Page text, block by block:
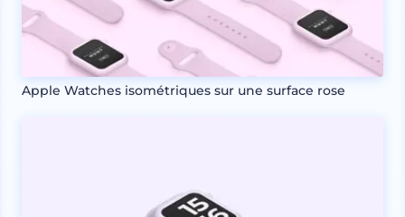
Apple Watches isométriques sur une surface rose